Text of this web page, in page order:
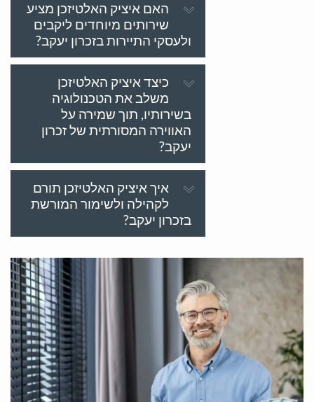
האם איציק האלטיזכן מציע
שירותים מיוחדים ליקבים
ולעסקי התיירות בזכרון יעקב?
כיצד איציק האלטיזכן
משלב את הטכנולוגיה
בשירותיו, תוך שמירה על
האווירה המסורתית של זכרון
יעקב?
איך איציק האלטיזכן תורם
לקהילה ולשימור המורשת
בזכרון יעקב?